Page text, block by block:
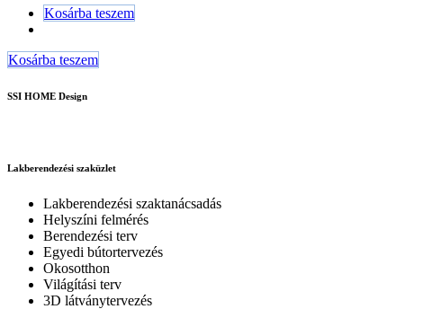
Kosárba teszem
Kosárba teszem
SSI HOME Design
Lakberendezési szaküzlet
Lakberendezési szaktanácsadás
Helyszíni felmérés
Berendezési terv
Egyedi bútortervezés
Okosotthon
Világítási terv
3D látványtervezés